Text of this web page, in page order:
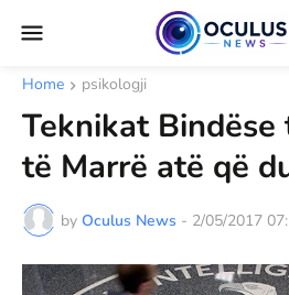
Home psikologji
Teknikat
të Marrë atë që
by Oculus News - 2/05/2017